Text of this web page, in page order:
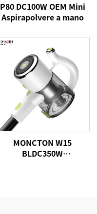
P80 DC100W OEM Mini
Aspirapolvere a mano
MONCTON W15
BLDC350W